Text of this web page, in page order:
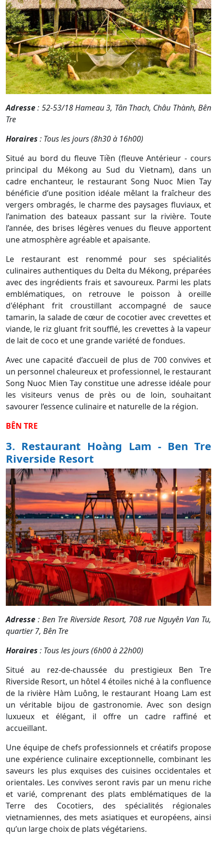
Adresse: 52-53/18 Hameau 3, Tân Thach, Châu Thành, Bên
Tre
Horaires : Tous les jours (8h30 à 16h00)
Situé au bord du fleuve Tiền (fleuve Antérieur - cours
principal du Mékong au Sud du Vietnam), dans un
cadre enchanteur, le restaurant Song Nuoc Mien Tay
bénéficie d’une position idéale mêlant la fraîcheur des
vergers ombragés, le charme des paysages fluviaux, et
l’animation des bateaux passant sur la rivière. Toute
l’année, des brises légères venues du fleuve apportent
une atmosphère agréable et apaisante.
Le restaurant est renommé pour ses spécialités
culinaires authentiques du Delta du Mékong, préparées
avec des ingrédients frais et savoureux. Parmi les plats
emblématiques, on retrouve le poisson à oreille
d'éléphant frit croustillant accompagné de sauce
tamarin, la salade de cœur de cocotier avec crevettes et
viande, le riz gluant frit soufflé, les crevettes à la vapeur
de lait de coco et une grande variété de fondues.
Avec une capacité d’accueil de plus de 700 convives et
un personnel chaleureux et professionnel, le restaurant
Song Nuoc Mien Tay constitue une adresse idéale pour
les visiteurs venus de près ou de loin, souhaitant
savourer l’essence culinaire et naturelle de la région.
BÊN TRE
3. Restaurant Hoàng Lam - Ben Tre
Riverside Resort
Adresse : Ben Tre Riverside Resort, 708 rue Nguyên Van Tu,
quartier 7, Bên Tre
Horaires : Tous les jours (6h00 à 22h00)
Situé au rez-de-chaussée du prestigieux Ben Tre
Riverside Resort, un hôtel 4 étoiles niché à la confluence
de la rivière Hàm Luông, le restaurant Hoang Lam est
un véritable bijou de gastronomie. Avec son design
luxueux et élégant, il offre un cadre raffiné et
accueillant.
Une équipe de chefs professionnels et créatifs propose
une expérience culinaire exceptionnelle, combinant les
saveurs les plus exquises des cuisines occidentales et
orientales. Les convives seront ravis par un menu riche
et varié, comprenant des plats emblématiques de la
Terre des Cocotiers, des spécialités régionales
vietnamiennes, des mets asiatiques et européens, ainsi
qu’un large choix de plats végétariens.